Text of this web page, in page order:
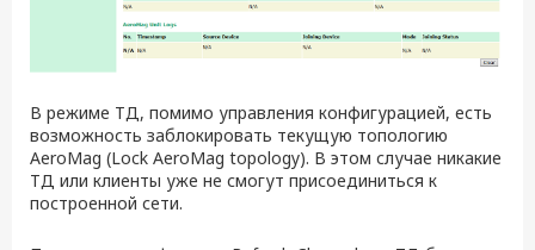
В режиме ТД, помимо управления конфигурацией, есть
возможность заблокировать текущую топологию
AeroMag (Lock AeroMag topology). В этом случае никакие
ТД или клиенты уже не смогут присоединиться к
построенной сети.